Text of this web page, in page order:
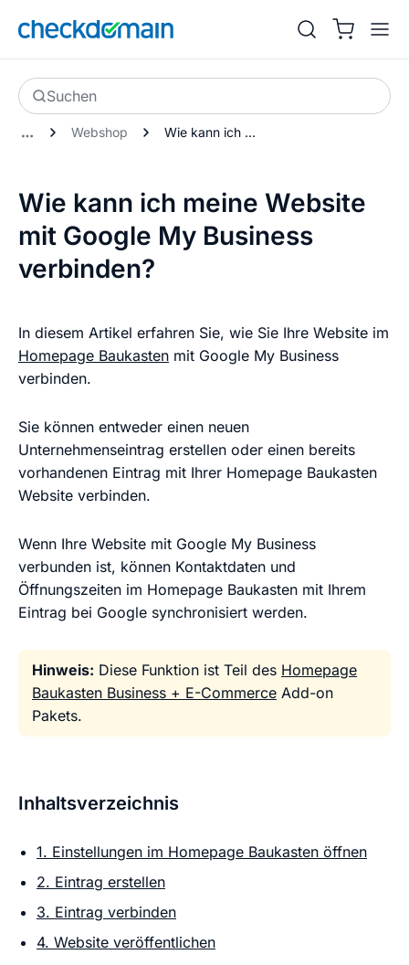
Suchen
Webshop Wie kann ich meine Website mit Google My Business verbinden?
Wie kann ich meine Website
mit Google My Business
verbinden?
In diesem Artikel erfahren Sie, wie Sie Ihre Website im
Homepage Baukasten mit Google My Business
verbinden.
Sie können entweder einen neuen
Unternehmenseintrag erstellen oder einen bereits
vorhandenen Eintrag mit Ihrer Homepage Baukasten
Website verbinden.
Wenn Ihre Website mit Google My Business
verbunden ist, können Kontaktdaten und
Öffnungszeiten im Homepage Baukasten mit Ihrem
Eintrag bei Google synchronisiert werden.
Hinweis: Diese Funktion ist Teil des Homepage
Baukasten Business + E-Commerce Add-on
Pakets.
Inhaltsverzeichnis
1. Einstellungen im Homepage Baukasten öffnen
2. Eintrag erstellen
3. Eintrag verbinden
4. Website veröffentlichen